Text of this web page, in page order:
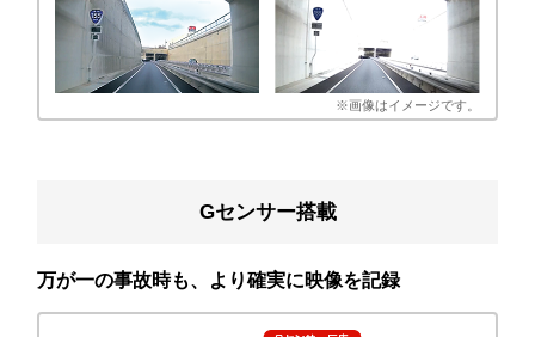
※画像はイメージです。
Gセンサー搭載
万が一の事故時も、より確実に映像を記録